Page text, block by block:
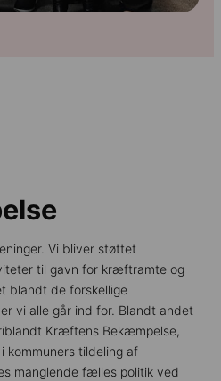
Vi bliver støttet
til gavn for kræftramte og
blandt de forskellige
vi alle går ind for. Blandt andet
Kræftens Bekæmpelse,
kommuners tildeling af
manglende fælles politik ved